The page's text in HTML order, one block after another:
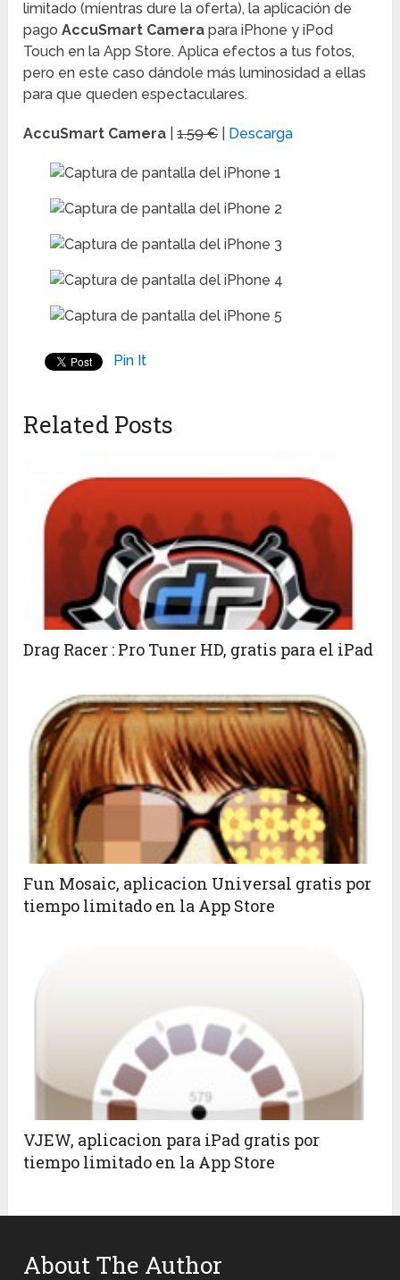
limitado (mientras dure la oferta), la aplicación de
pagoAccuSmart Camera para iPhone y iPod
Touch en la App Store. Aplica efectos a tus fotos,
pero en este caso dándole más luminosidad a ellas
para que queden espectaculares.
AccuSmart Camera |1.59 € Descarga
Pin It
Related Posts
Drag Racer : Pro Tuner HD, gratis para el iPad
Fun Mosaic, aplicacion Universal gratis por
tiempo limitado en la App Store
VJEW, aplicacion para iPad gratis por
tiempo limitado en la App Store
About The Author